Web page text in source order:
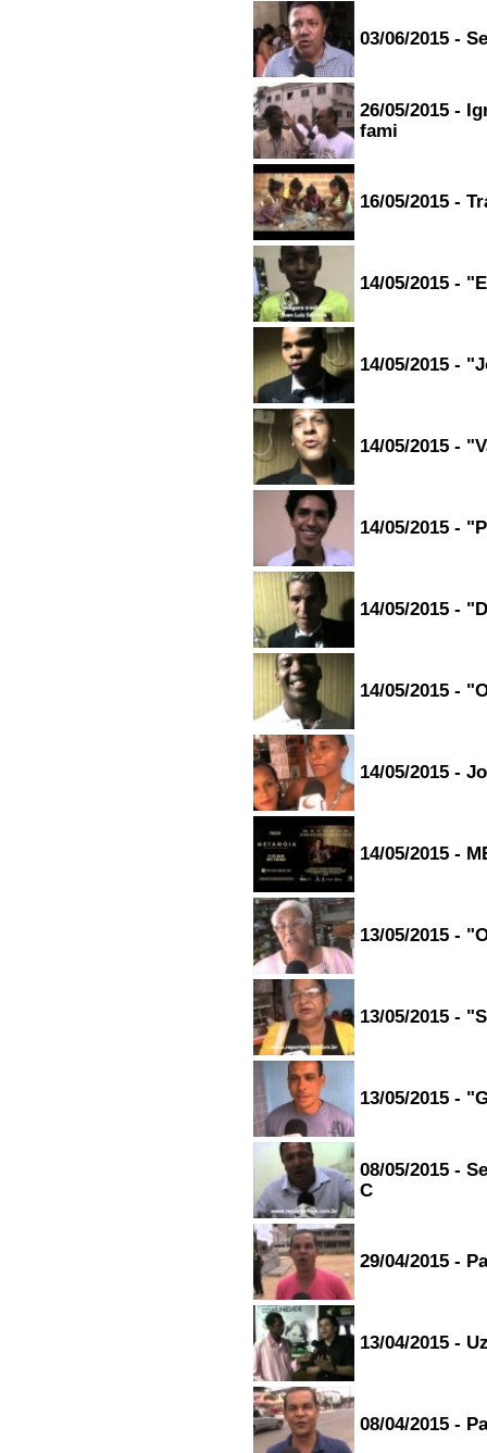
03/06/2015 -
26/05/2015 -
fami
16/05/2015 -
14/05/2015 -
14/05/2015 -
14/05/2015 -
14/05/2015 -
14/05/2015 -
14/05/2015 -
14/05/2015 -
14/05/2015 -
13/05/2015 -
13/05/2015 -
13/05/2015 -
08/05/2015 -
C
29/04/2015 -
13/04/2015 -
08/04/2015 -